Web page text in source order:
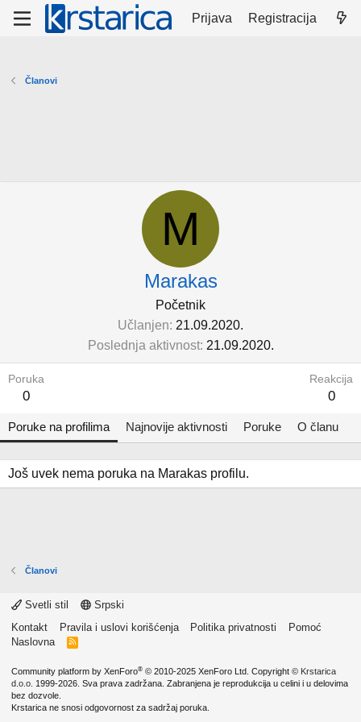
Prijava Registracija
Članovi
M
Marakas
Početnik
Učlanjen 21.09.2020.
Poslednja aktivnost 21.09.2020.
Poruka
0
Reakcija
0
Poruke na profilima Najnovije aktivnosti Poruke O članu
Još uvek nema poruka na Marakas profilu.
Članovi
Svetli stil
Srpski
Kontakt
Pravila i uslovi korišćenja Politika privatnosti
Pomoć
Naslovna
R
Community platform by XenForo® © 2010-2025 XenForo Ltd. Copyright © Krstarica
d.o.o. 1999-2026. Sva prava zadržana. Zabranjena je reprodukcija u celini i u delovima
bez dozvole.
Krstarica ne snosi odgovornost za sadržaj poruka.